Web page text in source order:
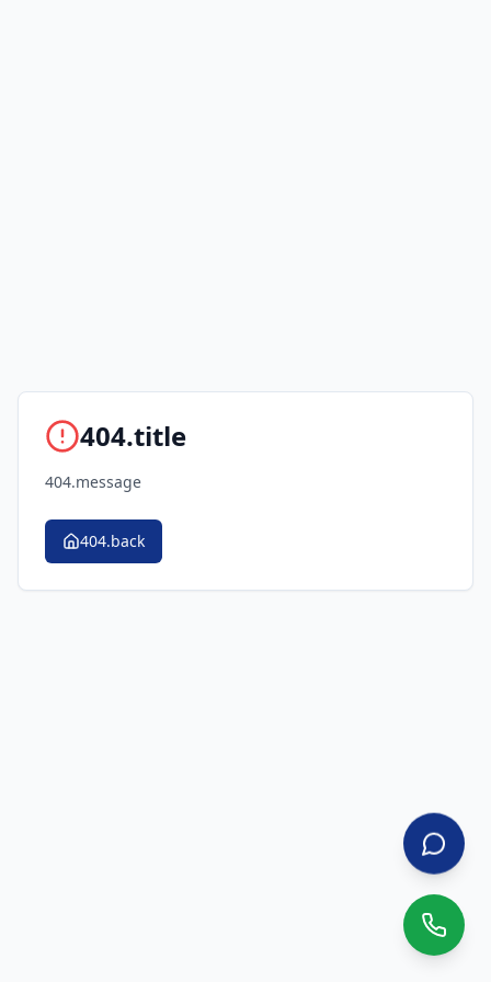
404.title
404.message
404.back